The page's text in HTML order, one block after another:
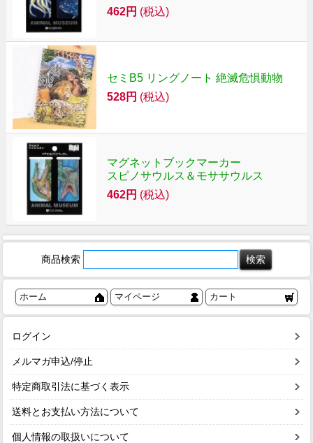
462円 (税込)
セミB5 リングノート 絶滅危惧動物
528円 (税込)
マグネットブックマーカー
スピノサウルス＆モササウルス
462円 (税込)
商品検索
ホーム マイページ カート
ログイン
メルマガ申込/停止
特定商取引法に基づく表示
送料とお支払い方法について
個人情報の取扱いについて